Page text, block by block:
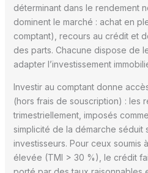
déterminant dans le rendement
dominent le marché : achat en
comptant), recours au crédit et
des parts. Chacune dispose de
adapter l’investissement
Investir au comptant donne
(hors frais de souscription) : les
trimestriellement, imposés
simplicité de la démarche séduit
investisseurs. Pour ceux soumis
élevée (TMI > 30 %), le crédit